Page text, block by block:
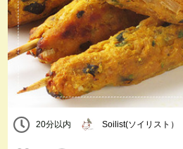
20分以内 Soilist(ソイリスト）